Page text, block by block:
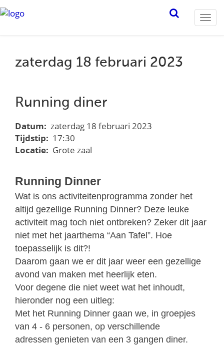
zaterdag 18 februari 2023
Running diner
Datum: zaterdag 18 februari 2023
Tijdstip: 17:30
Locatie: Grote zaal
Running Dinner
Wat is ons activiteitenprogramma zonder het
altijd gezellige Running Dinner? Deze leuke
activiteit mag toch niet ontbreken? Zeker dit jaar
niet met het jaarthema “Aan Tafel”. Hoe
toepasselijk is dit?!
Daarom gaan we er dit jaar weer een gezellige
avond van maken met heerlijk eten.
Voor degene die niet weet wat het inhoudt,
hieronder nog een uitleg:
Met het Running Dinner gaan we, in groepjes
van 4 - 6 personen, op verschillende
adressen genieten van een 3 gangen diner.